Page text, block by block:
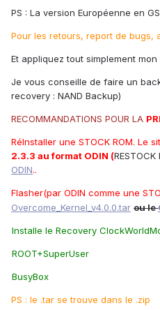
PS : La version Européenne en
Pour les retours, report de bugs,
Et appliquez tout simplement mon
Je vous conseille de faire un
recovery : NAND Backup)
RECOMMANDATIONS POUR LA
RéInstaller une STOCK ROM. Le
2.3.3 au format ODIN (RESTOCK
ODIN..
Flasher(par ODIN comme une
Overcome_Kernel_v4.0.0.tar ou le
Installe le Recovery
ROOT+SuperUser
BusyBox
PS : le .tar se trouve dans le .zip